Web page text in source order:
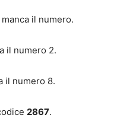
il numero.
il numero 2.
il numero 8.
2867.